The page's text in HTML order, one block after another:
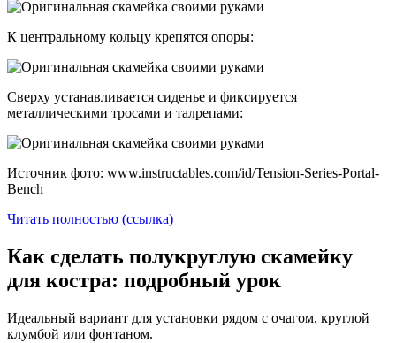
К центральному кольцу крепятся опоры:
Сверху устанавливается сиденье и фиксируется
металлическими тросами и талрепами:
Источник фото: www.instructables.com/id/Tension-Series-Portal-
Bench
Читать полностью (ссылка)
Как сделать полукруглую скамейку
для костра: подробный урок
Идеальный вариант для установки рядом с очагом, круглой
клумбой или фонтаном.